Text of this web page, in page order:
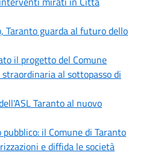
Taranto guarda al futuro dello
il progetto del Comune
al sottopasso di
Taranto al nuovo
il Comune di Taranto
e diffida le società